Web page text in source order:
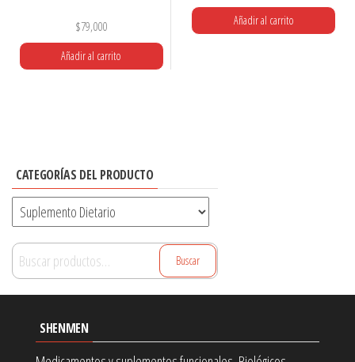
$79,000
Añadir al carrito
Añadir al carrito
CATEGORÍAS DEL PRODUCTO
Buscar
por:
Buscar
SHENMEN